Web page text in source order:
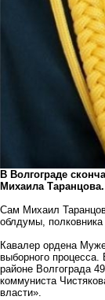
В Волгограде
Михаила
Сам Михаил
облдумы,
Кавалер ордена
выборного процесса.
районе Волгограда
коммуниста
власти».